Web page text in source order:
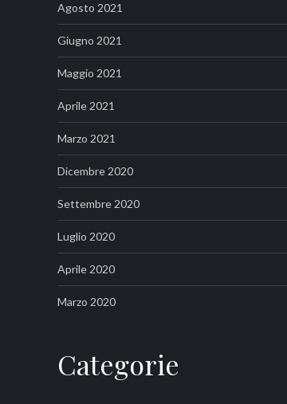
Agosto 2021
Giugno 2021
Maggio 2021
Aprile 2021
Marzo 2021
Dicembre 2020
Settembre 2020
Luglio 2020
Aprile 2020
Marzo 2020
Categorie